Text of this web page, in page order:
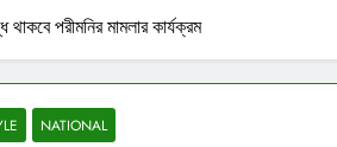
থাকবে পরীমনির মামলার কার্যক্রম
NATIONAL